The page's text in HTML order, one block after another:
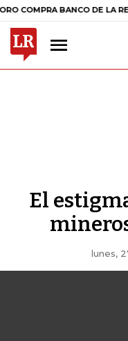
BANCO DE LA
El
lunes,